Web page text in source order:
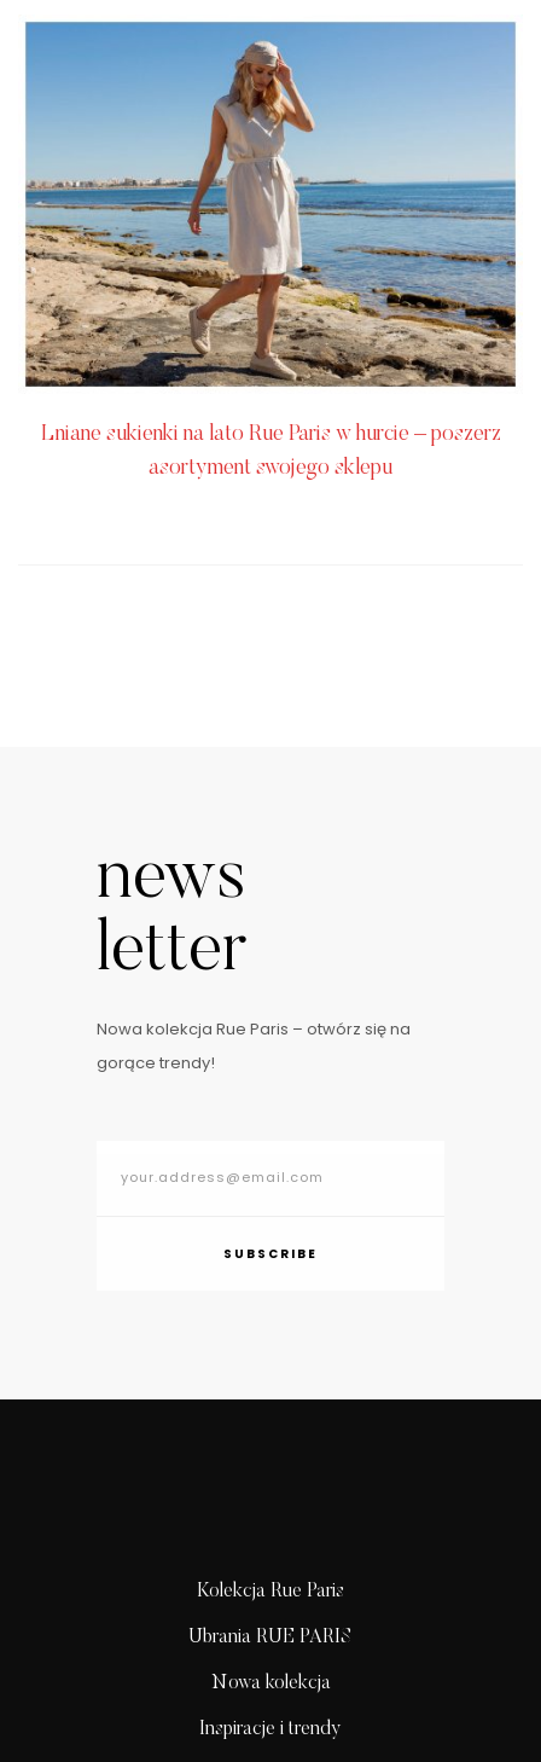
Lniane sukienki na lato Rue Paris w hurcie – poszerz
asortyment swojego sklepu
news
letter
Nowa kolekcja Rue Paris – otwórz się na
gorące trendy!
SUBSCRIBE
Kolekcja Rue Paris
Ubrania RUE PARIS
Nowa kolekcja
Inspiracje i trendy